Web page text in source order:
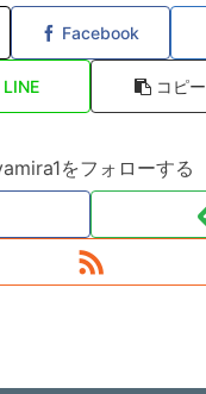
Facebook
LINE コピー
をフォローする